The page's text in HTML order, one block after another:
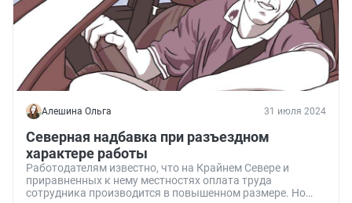
Алешина Ольга 31 июля 2024
Северная надбавка при разъездном
характере работы
Работодателям известно, что на Крайнем Севере и
приравненных к нему местностях оплата труда
сотрудника производится в повышенном размере. Но